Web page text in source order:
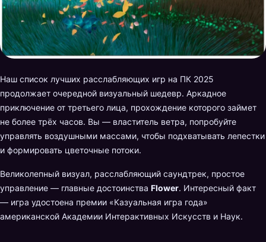
Наш список лучших расслабляющих игр на ПК 2025
продолжает очередной визуальный шедевр. Аркадное
приключение от третьего лица, прохождение которого займет
не более трёх часов. Вы — властитель ветра, попробуйте
управлять воздушными массами, чтобы подхватывать лепестки
и формировать цветочные потоки.
Великолепный визуал, расслабляющий саундтрек, простое
управление — главные достоинства Flower. Интересный факт
— игра удостоена премии «Казуальная игра года»
американской Академии Интерактивных Искусств и Наук.